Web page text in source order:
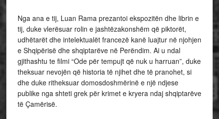
Nga ana e tij, Luan Rama prezantoi ekspozitën dhe librin e
tij, duke vlerësuar rolin e jashtëzakonshëm që piktorët,
udhëtarët dhe intelektualët francezë kanë luajtur në njohjen
e Shqipërisë dhe shqiptarëve në Perëndim. Ai u ndal
gjithashtu te filmi “Ode për tempujt që nuk u harruan”, duke
theksuar nevojën që historia të njihet dhe të pranohet, si
dhe duke ritheksuar domosdoshmërinë e një ndjese
publike nga shteti grek për krimet e kryera ndaj shqiptarëve
të Çamërisë.